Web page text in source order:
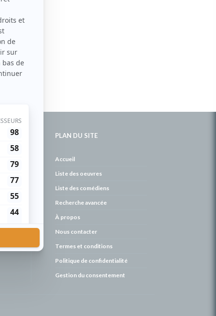
PLAN DU SITE
Accueil
Liste des oeuvres
Liste des comédiens
Recherche avancée
À propos
Nous contacter
Termes et conditions
Politique de confidentialité
Gestion du consentement